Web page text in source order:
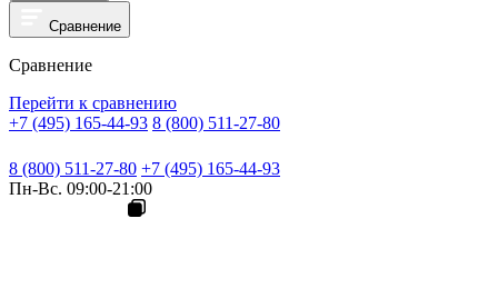
Сравнение
Сравнение
Перейти к сравнению
+7 (495) 165-44-93 8 (800) 511-27-80
8 (800) 511-27-80 +7 (495) 165-44-93
Пн-Вс. 09:00-21:00